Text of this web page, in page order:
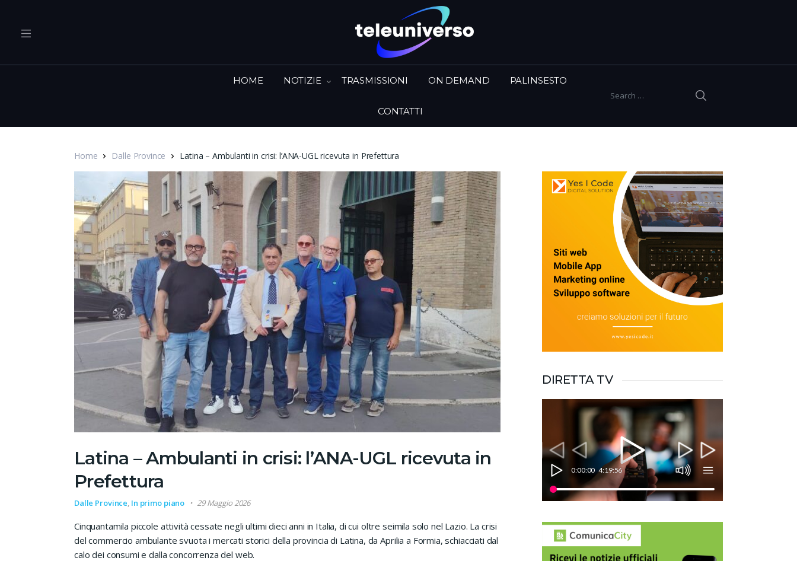
Search for:
HOME NOTIZIE TRASMISSIONI ON DEMAND PALINSESTO
CONTATTI
Home Dalle Province Latina – Ambulanti in crisi: l’ANA-UGL ricevuta in Prefettura
Latina – Ambulanti in crisi: l’ANA-UGL ricevuta in
Prefettura
Dalle Province, In primo piano 29 Maggio 2026
Cinquantamila piccole attività cessate negli ultimi dieci anni in Italia, di cui oltre seimila solo nel Lazio. La crisi
del commercio ambulante svuota i mercati storici della provincia di Latina, da Aprilia a Formia, schiacciati dal
calo dei consumi e dalla concorrenza del web.
DIRETTA TV
0:00:00 4:19:56